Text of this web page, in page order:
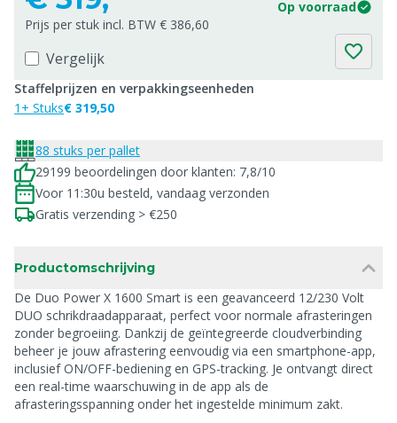
Op voorraad
Prijs per stuk incl. BTW € 386,60
Vergelijk
Staffelprijzen en verpakkingseenheden
1+ Stuks€ 319,50
88 stuks per pallet
29199 beoordelingen door klanten: 7,8/10
Voor 11:30u besteld, vandaag verzonden
Gratis verzending > €250
Productomschrijving
De Duo Power X 1600 Smart is een geavanceerd 12/230 Volt
DUO schrikdraadapparaat, perfect voor normale afrasteringen
zonder begroeiing. Dankzij de geïntegreerde cloudverbinding
beheer je jouw afrastering eenvoudig via een smartphone-app,
inclusief ON/OFF-bediening en GPS-tracking. Je ontvangt direct
een real-time waarschuwing in de app als de
afrasteringsspanning onder het ingestelde minimum zakt.